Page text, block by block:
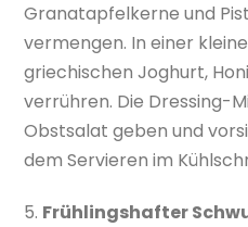
Granatapfelkerne und
vermengen. In einer
griechischen Joghurt,
verrühren. Die Dressing-
Obstsalat geben und
dem Servieren im
5. Frühlingshafter